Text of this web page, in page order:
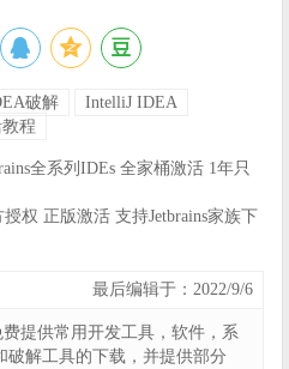
破解
IntelliJ IDEA
程
全系列IDEs 全家桶激活 1年只
授权 正版激活 支持Jetbrains家族下
最后编辑于：2022/9/6
提供常用开发工具，软件，系
破解工具的下载，并提供部分